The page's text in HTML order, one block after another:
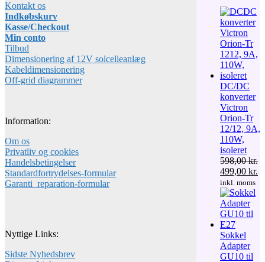
DC/DC
konverter
Victron
Orion-Tr
12/12, 9A,
110W,
isoleret
598,00kr.
Den
oprindelige
pris
var:
598,00 kr..
499,00 kr.
inkl. moms
Sokkel
Adapter
GU10 til
Kontakt os
Indkøbskurv
Kasse/Checkout
Min conto
Tilbud
Dimensionering af 12V solcelleanlæg
Kabeldimensionering
Off-grid diagrammer
Information:
Om os
Privatliv og cookies
Handelsbetingelser
Standardfortrydelses-formular
Garanti_reparation-formular
Nyttige Links:
Sidste Nyhedsbrev